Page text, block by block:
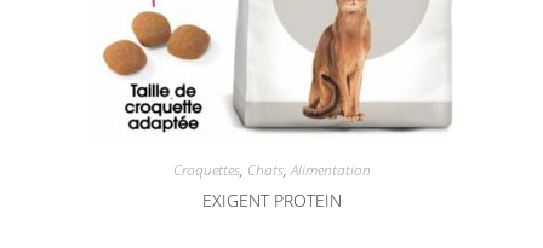
Croquettes, Chats,Alimentation
EXIGENT PROTEIN